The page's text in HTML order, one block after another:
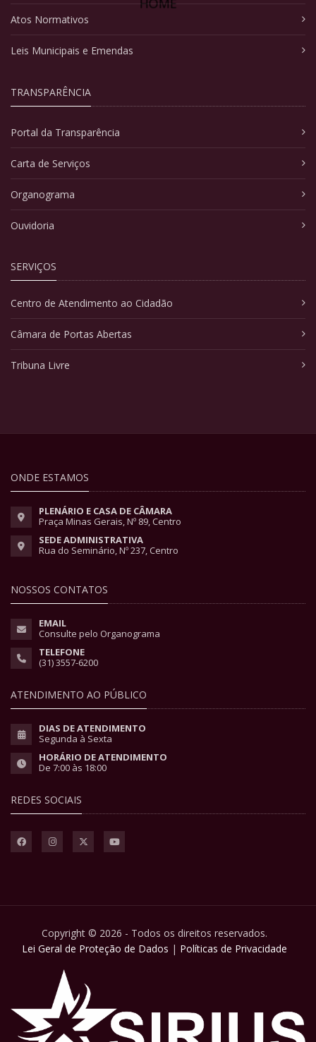
Atos Normativos
Leis Municipais e Emendas
TRANSPARÊNCIA
Portal da Transparência
Carta de Serviços
Organograma
Ouvidoria
SERVIÇOS
Centro de Atendimento ao Cidadão
Câmara de Portas Abertas
Tribuna Livre
ONDE ESTAMOS
PLENÁRIO E CASA DE CÂMARA
Praça Minas Gerais, Nº 89, Centro
SEDE ADMINISTRATIVA
Rua do Seminário, Nº 237, Centro
NOSSOS CONTATOS
EMAIL
Consulte pelo Organograma
TELEFONE
(31) 3557-6200
ATENDIMENTO AO PÚBLICO
DIAS DE ATENDIMENTO
Segunda à Sexta
HORÁRIO DE ATENDIMENTO
De 7:00 às 18:00
REDES SOCIAIS
Copyright © 2026 - Todos os direitos reservados.
Lei Geral de Proteção de Dados | Políticas de Privacidade